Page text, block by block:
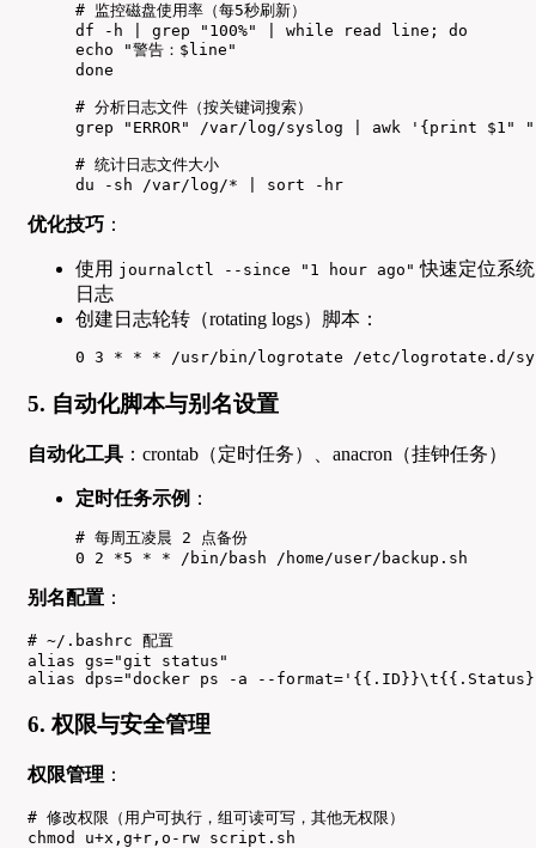
# 监控磁盘使用率（每5秒刷新）
df -h | grep "100%" | while read line; do
echo "警告：$line"
done
# 分析日志文件（按关键词搜索）
grep "ERROR" /var/log/syslog | awk '{print
# 统计日志文件大小
du -sh /var/log/* | sort -hr
优化技巧 ：
使用 journalctl --since "1 hour ago" 快速定位系统
日志
创建日志轮转（rotating logs）脚本：
0 3 * * * /usr/bin/logrotate /etc/logrotate.d/
5. 自动化脚本与别名设置
自动化工具 ：crontab（定时任务）、anacron（挂钟任务）
定时任务示例 ：
# 每周五凌晨 2 点备份
0 2 *5 * * /bin/bash /home/user/backup.sh
别名配置 ：
# ~/.bashrc 配置
alias gs="git status"
alias dps="docker ps -a --
6. 权限与安全管理
权限管理 ：
# 修改权限（用户可执行，组可读可写，其他无权限）
chmod u+x,g+r,o-rw script.sh